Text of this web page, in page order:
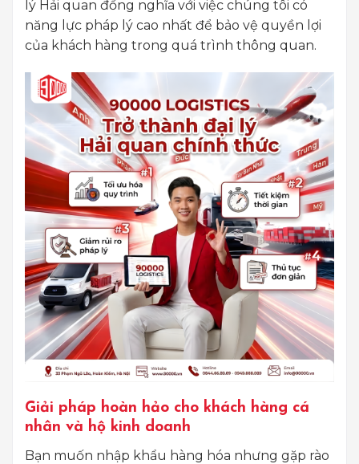
lý Hải quan đồng nghĩa với việc chúng tôi có
năng lực pháp lý cao nhất để bảo vệ quyền lợi
của khách hàng trong quá trình thông quan.
Giải pháp hoàn hảo cho khách hàng cá
nhân và hộ kinh doanh
Bạn muốn nhập khẩu hàng hóa nhưng gặp rào